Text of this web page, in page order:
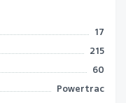
17
215
60
Powertrac